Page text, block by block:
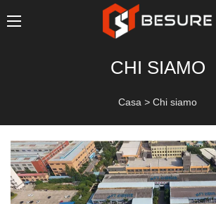
CHI SIAMO
Casa > Chi siamo